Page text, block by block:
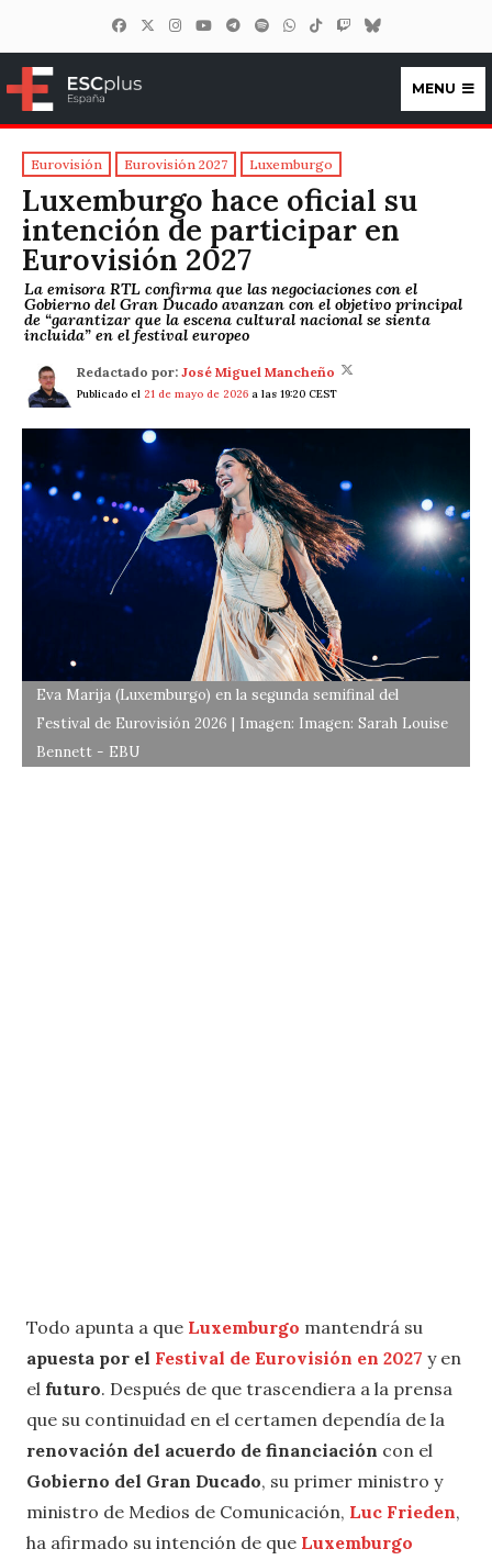
ESCplus España
MENU
Eurovisión Eurovisión 2027 Luxemburgo
Luxemburgo hace oficial su
intención de participar en
Eurovisión 2027
La emisora RTL confirma que las negociaciones con el
Gobierno del Gran Ducado avanzan con el objetivo principal
de “garantizar que la escena cultural nacional se sienta
incluida” en el festival europeo
Redactado por: José Miguel Mancheño
Publicado el 21 de mayo de 2026 a las 19:20 CEST
Eva Marija (Luxemburgo) en la segunda semifinal del
Festival de Eurovisión 2026 | Imagen: Imagen: Sarah Louise
Bennett - EBU
Todo apunta a que Luxemburgo mantendrá su
apuesta por el Festival de Eurovisión en 2027 y en
el futuro. Después de que trascendiera a la prensa
que su continuidad en el certamen dependía de la
renovación del acuerdo de financiación con el
Gobierno del Gran Ducado, su primer ministro y
ministro de Medios de Comunicación, Luc Frieden,
ha afirmado su intención de que Luxemburgo